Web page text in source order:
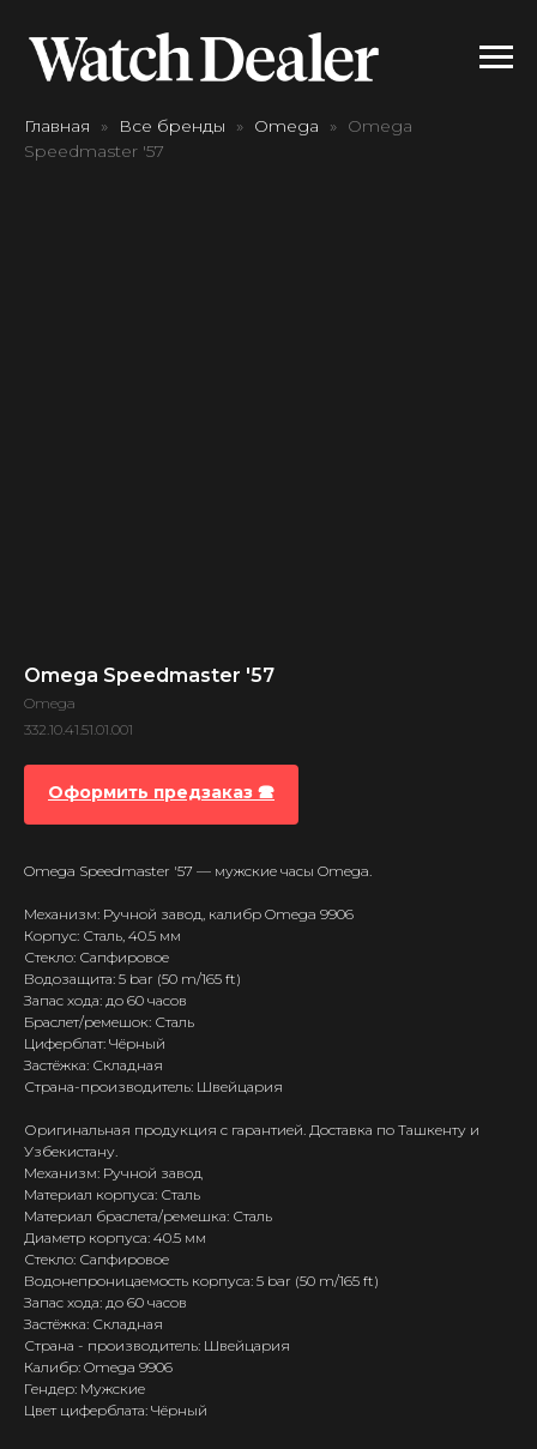
Главная Все бренды Omega
Omega
Speedmaster '57
Omega Speedmaster '57
Omega
332.10.41.51.01.001
Оформить предзаказ 🕿
Omega Speedmaster '57 — мужские часы Omega.
Механизм: Ручной завод, калибр Omega 9906
Корпус: Сталь, 40.5 мм
Стекло: Сапфировое
Водозащита: 5 bar (50 m/165 ft)
Запас хода: до 60 часов
Браслет/ремешок: Сталь
Циферблат: Чёрный
Застёжка: Складная
Страна-производитель: Швейцария
Оригинальная продукция с гарантией. Доставка по Ташкенту и
Узбекистану.
Механизм: Ручной завод
Материал корпуса: Сталь
Материал браслета/ремешка: Сталь
Диаметр корпуса: 40.5 мм
Стекло: Сапфировое
Водонепроницаемость корпуса: 5 bar (50 m/165 ft)
Запас хода: до 60 часов
Застёжка: Складная
Страна - производитель: Швейцария
Калибр: Omega 9906
Гендер: Мужские
Цвет циферблата: Чёрный